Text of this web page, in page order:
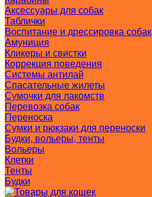
Аксессуары для собак
Таблички
Воспитание и дрессировка собак
Амуниция
Кликеры и свистки
Коррекция поведения
Системы антилай
Спасательные жилеты
Сумочки для лакомств
Перевозка собак
Переноска
Сумки и рюкзаки для переноски
Будки, вольеры, тенты
Вольеры
Клетки
Тенты
Будки